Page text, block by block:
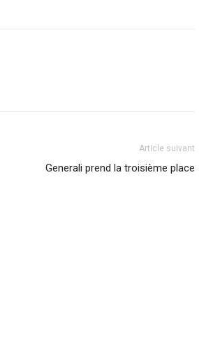
Article suivant
Generali prend la troisième place